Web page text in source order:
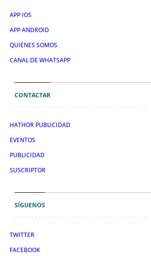
APP IOS
APP ANDROID
QUIÉNES SOMOS
CANAL DE WHATSAPP
CONTACTAR
HATHOR PUBLICIDAD
EVENTOS
PUBLICIDAD
SUSCRIPTOR
SÍGUENOS
TWITTER
FACEBOOK